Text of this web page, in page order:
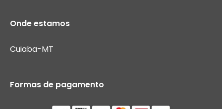
Onde estamos
Cuiaba-MT
Formas de pagamento